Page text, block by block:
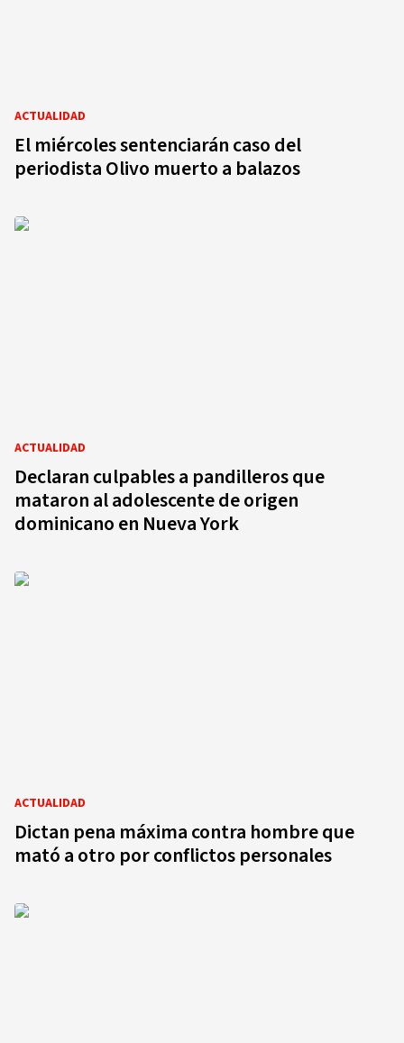
ACTUALIDAD
El miércoles sentenciarán caso del
periodista Olivo muerto a balazos
ACTUALIDAD
Declaran culpables a pandilleros que
mataron al adolescente de origen
dominicano en Nueva York
ACTUALIDAD
Dictan pena máxima contra hombre que
mató a otro por conflictos personales